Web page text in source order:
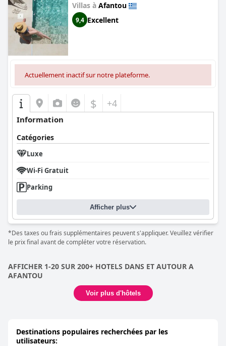
Villas à Afantou
9,4 Excellent
Actuellement inactif sur notre plateforme.
$ +4
Information
Catégories
Luxe
Wi-Fi Gratuit
Parking
Afficher plus
*Des taxes ou frais supplémentaires peuvent s'appliquer. Veuillez vérifier
le prix final avant de compléter votre réservation.
AFFICHER 1-20 SUR 200+ HOTELS DANS ET AUTOUR A
AFANTOU
Voir plus d'hôtels
Destinations populaires recherchées par les
utilisateurs: